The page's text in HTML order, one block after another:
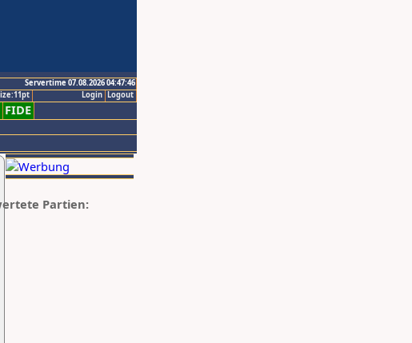
Servertime 07.08.2026 04:47:46
Logout
Login
FIDE
Partien: